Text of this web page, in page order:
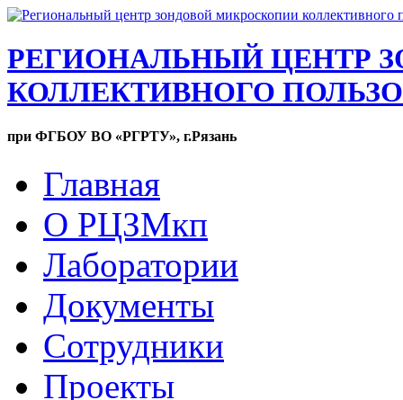
РЕГИОНАЛЬНЫЙ ЦЕНТР
КОЛЛЕКТИВНОГО
при ФГБОУ ВО «РГРТУ», г.Рязань
Главная
О РЦЗМкп
Лаборатории
Документы
Сотрудники
Проекты